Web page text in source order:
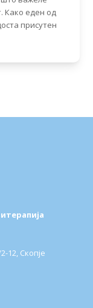
Како еден од
присутен
12, Скопје